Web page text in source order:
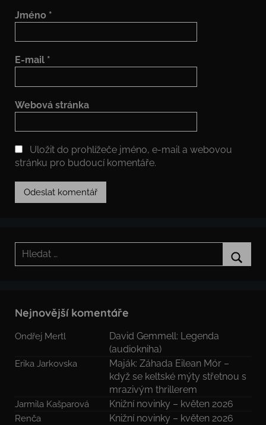
Jméno *
E-mail *
Webová stránka
Uložit do prohlížeče jméno, e-mail a webovou
stránku pro budoucí komentáře.
Hledat:
Nejnovější komentáře
Ondřej Mertl
David Gemmell: Legenda
(audiokniha)
Erika Jarkovska
Maják: Záhada Eilean Mór –
když se keltské mýty střetnou s
mrazivým thrillerem
Jarmila Kašparová Knižní novinky – květen 2026
Renča Knižní novinky – květen 2026